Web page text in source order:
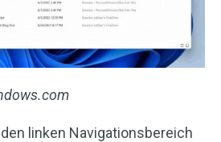
linken Navigationsbereich